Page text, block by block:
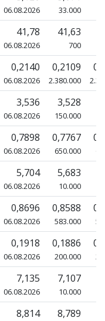
06.08.2026 33.000
41,78
06.08.2026
41,63
700
0,2140
06.08.2026
0,2109
2.380.000
3,536
06.08.2026
3,528
150.000
0,7898
06.08.2026
0,7767
650.000
5,704
06.08.2026
5,683
10.000
0,8696
06.08.2026
0,8588
583.000
0,1918
06.08.2026
0,1886
200.000
7,135
06.08.2026
7,107
10.000
8,814 8,789